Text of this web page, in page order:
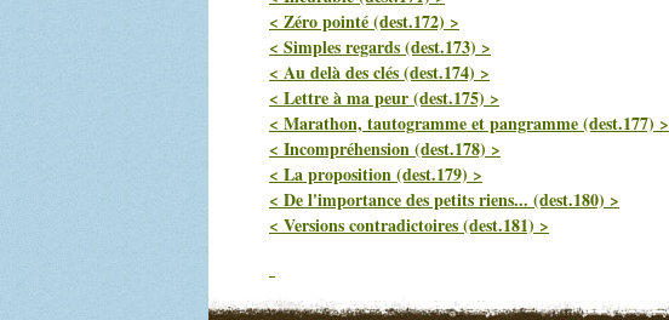
< Zéro pointé (dest.172) >
< Simples regards (dest.173) >
< Au delà des clés (dest.174) >
< Lettre à ma peur (dest.175) >
< Marathon, tautogramme et pangramme (dest.177) >
< Incompréhension (dest.178) >
< La proposition (dest.179) >
< De l'importance des petits riens... (dest.180) >
< Versions contradictoires (dest.181) >